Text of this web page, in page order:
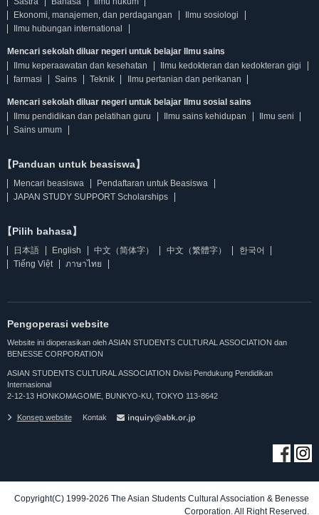
Ekonomi, manajemen, dan perdagangan
Ilmu sosiologi
Ilmu hubungan international
Mencari sekolah diluar negeri untuk belajar Ilmu sains
Ilmu keperaawatan dan kesehatan
Ilmu kedokteran dan kedokteran gigi
farmasi
Sains Teknik Ilmu pertanian dan perikanan
Mencari sekolah diluar negeri untuk belajar Ilmu sosial sains
Ilmu pendidikan dan pelatihan guru
Ilmu sains kehidupan
Ilmu seni
Sains umum
【Panduan untuk beasiswa】
Mencari beasiswa
Pendaftaran untuk Beasiswa
JAPAN STUDY SUPPORT Scholarships
【Pilih bahasa】
日本語 English 中文（简体字） 中文（繁體字）
한국어
Tiếng Việt
ภาษาไทย
Pengoperasi website
Website ini dioperasikan oleh ASIAN STUDENTS CULTURAL ASSOCIATION dan
BENESSE CORPORATION
ASIAN STUDENTS CULTURAL ASSOCIATION Divisi Pendukung Pendidikan
Internasional
2-12-13 HONKOMAGOME, BUNKYO-KU, TOKYO 113-8642
Konsep website Kontak
Copyright(C) 1999-2026 The Asian Students Cultural Association & Benesse
Corporation. All Right Reserved.